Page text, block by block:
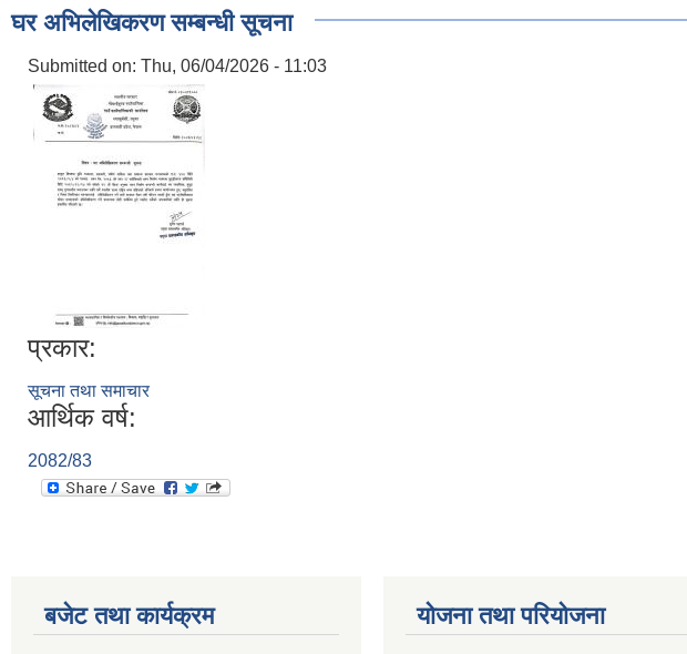
घर अभिलेखिकरण सम्बन्धी सूचना
Submitted on: Thu, 06/04/2026 - 11:03
प्रकार:
सूचना तथा समाचार
आर्थिक वर्ष:
2082/83
बजेट तथा कार्यक्रम योजना तथा परियोजना